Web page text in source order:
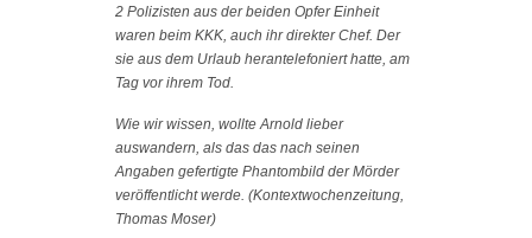
2 Polizisten aus der beiden Opfer Einheit
waren beim KKK, auch ihr direkter Chef. Der
sie aus dem Urlaub herantelefoniert hatte, am
Tag vor ihrem Tod.
Wie wir wissen, wollte Arnold lieber
auswandern, als das das nach seinen
Angaben gefertigte Phantombild der Mörder
veröffentlicht werde. (Kontextwochenzeitung,
Thomas Moser)